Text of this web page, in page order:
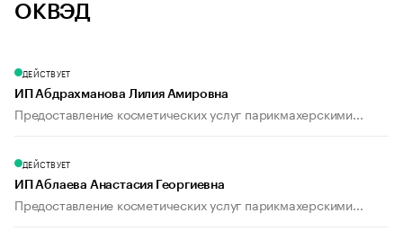
ОКВЭД
ДЕЙСТВУЕТ
ИП Абдрахманова Лилия Амировна
Предоставление косметических услуг парикмахерскими...
ДЕЙСТВУЕТ
ИП Аблаева Анастасия Георгиевна
Предоставление косметических услуг парикмахерскими...